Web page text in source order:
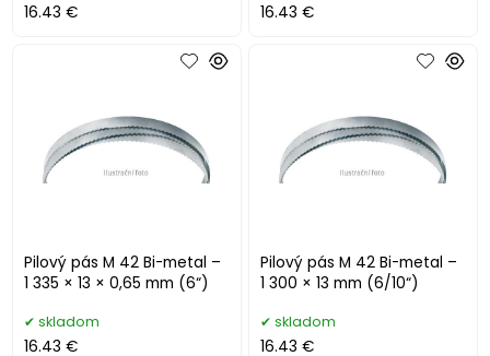
16.43 € 16.43 €
Pilový pás M 42 Bi-metal –
1 335 × 13 × 0,65 mm (6“)
skladom
16.43 €
Pilový pás M 42 Bi-metal –
1 300 × 13 mm (6/10“)
skladom
16.43 €